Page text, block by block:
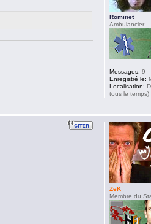
Rominet
Ambulancier
Messages: 9
Enregistré le:
Localisation:
tous le temps)
ZeK
Membre du